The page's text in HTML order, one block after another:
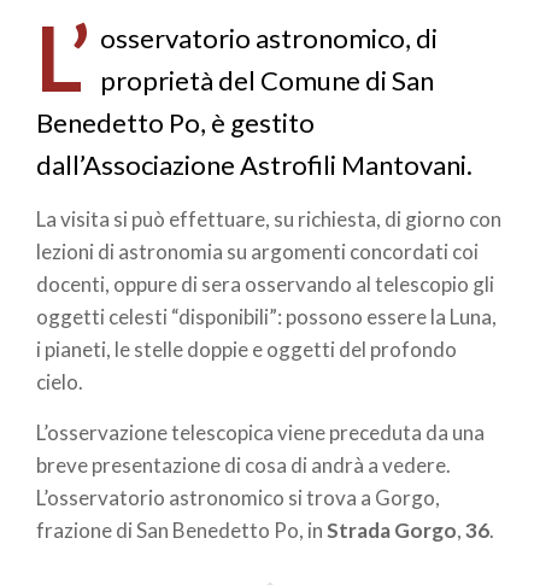
L’ osservatorio astronomico, di
proprietà del Comune di San
Benedetto Po, è gestito
dall’Associazione Astrofili Mantovani.
La visita si può effettuare, su richiesta, di giorno con
lezioni di astronomia su argomenti concordati coi
docenti, oppure di sera osservando al telescopio gli
oggetti celesti “disponibili”: possono essere la Luna,
i pianeti, le stelle doppie e oggetti del profondo
cielo.
L’osservazione telescopica viene preceduta da una
breve presentazione di cosa di andrà a vedere.
L’osservatorio astronomico si trova a Gorgo,
frazione di San Benedetto Po, inStrada Gorgo,36.